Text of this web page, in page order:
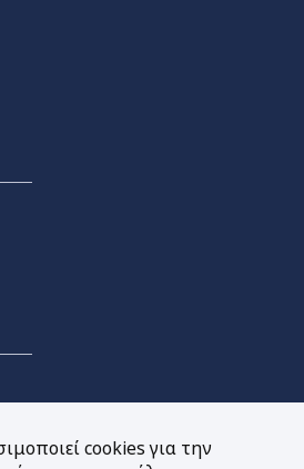
cookies για την